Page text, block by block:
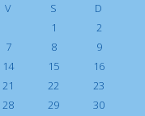
V S
D
1
2
7 8
9
14 15
16
21 22
23
28 29
30